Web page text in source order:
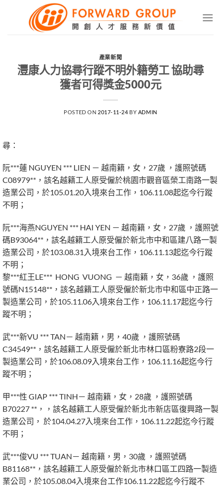
產業新聞
灃康人力協尋行蹤不明外籍勞工 協助尋
獲者可得獎金5000元
POSTED ON 2017-11-24 BY ADMIN
尋：
阮***蓮 NGUYEN *** LIEN － 越南籍，女，27歲 ，護照號碼
C08979**，該名越籍工人原受僱於桃園市觀音區榮工南路一製
造業公司，於105.01.20入境來台工作，106.11.08起迄今行蹤
不明；
阮***海燕NGUYEN *** HAI YEN － 越南籍，女，27歲 ，護照號
碼B93064**，該名越籍工人原受僱於新北市中和區建八路一製
造業公司，於103.08.31入境來台工作，106.11.13起迄今行蹤
不明；
黎***紅王LE*** HONG VUONG － 越南籍，女，36歲 ，護照
號碼N15148**，該名越籍工人原受僱於新北市中和區中正路一
製造業公司，於105.11.06入境來台工作，106.11.17起迄今行
蹤不明；
武***新VU *** TAN－ 越南籍，男，40歲 ，護照號碼
C34549**，該名越籍工人原受僱於新北市林口區粉寮路2段一
製造業公司，於106.08.09入境來台工作，106.11.16起迄今行
蹤不明；
甲***性 GIAP *** TINH－ 越南籍，女，28歲 ，護照號碼
B70227 **，，該名越籍工人原受僱於新北市新店區復興路一製
造業公司， 於104.04.27入境來台工作，106.11.22起迄今行蹤
不明；
武***俊VU *** TUAN－ 越南籍，男，30歲 ，護照號碼
B81168**，該名越籍工人原受僱於新北市林口區工四路一製造
業公司，於105.08.04入境來台工作106.11.22起迄今行蹤不